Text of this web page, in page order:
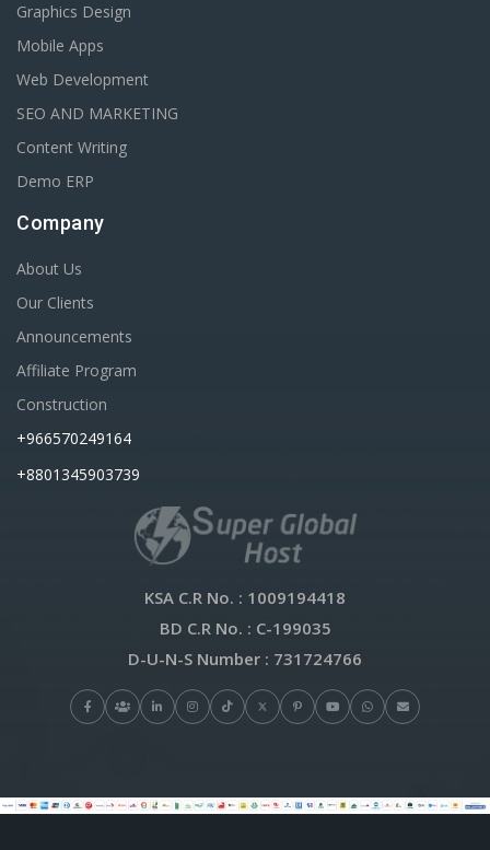
Graphics Design
Mobile Apps
Web Development
SEO AND MARKETING
Content Writing
Demo ERP
Company
About Us
Our Clients
Announcements
Affiliate Program
Construction
+966570249164
+8801345903739
KSA C.R No. : 1009194418
BD C.R No. : C-199035
D-U-N-S Number : 731724766